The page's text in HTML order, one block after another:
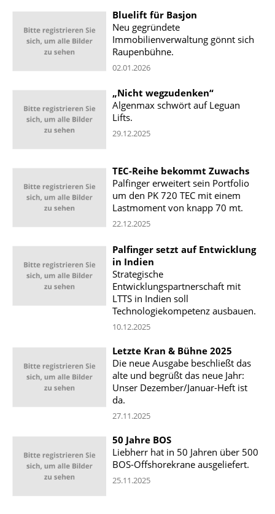
Bluelift für Basjon
Neu gegründete
Immobilienverwaltung gönnt sich
Raupenbühne.
02.01.2026
„Nicht wegzudenken“
Algenmax schwört auf Leguan
Lifts.
29.12.2025
TEC-Reihe bekommt Zuwachs
Palfinger erweitert sein Portfolio
um den PK 720 TEC mit einem
Lastmoment von knapp 70 mt.
22.12.2025
Palfinger setzt auf Entwicklung
in Indien
Strategische
Entwicklungspartnerschaft mit
LTTS in Indien soll
Technologiekompetenz ausbauen.
10.12.2025
Letzte Kran & Bühne 2025
Die neue Ausgabe beschließt das
alte und begrüßt das neue Jahr:
Unser Dezember/Januar-Heft ist
da.
27.11.2025
50 Jahre BOS
Liebherr hat in 50 Jahren über 500
BOS-Offshorekrane ausgeliefert.
25.11.2025